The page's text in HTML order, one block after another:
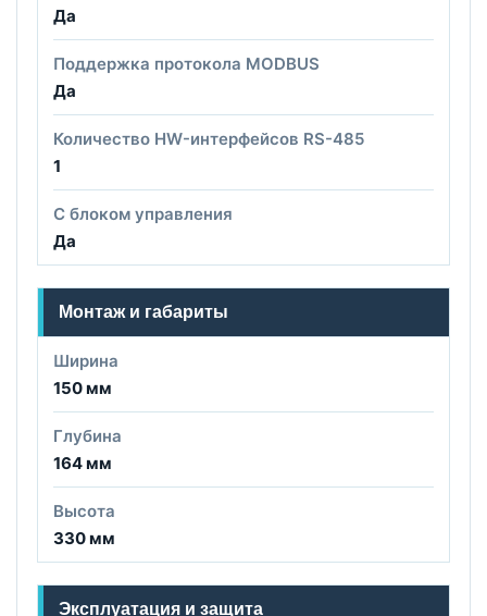
Да
Поддержка протокола MODBUS
Да
Количество HW-интерфейсов RS-485
1
С блоком управления
Да
Монтаж и габариты
Ширина
150 мм
Глубина
164 мм
Высота
330 мм
Эксплуатация и защита